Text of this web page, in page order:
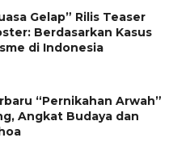
Gelap” Rilis Teaser
Berdasarkan Kasus
di Indonesia
“Pernikahan Arwah”
Angkat Budaya dan